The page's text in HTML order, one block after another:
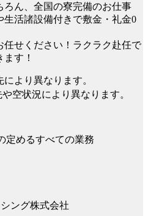
ろん、全国の寮完備のお仕事
生活諸設備付きで敷金・礼金0
任せください！ラクラク赴任で
す！
より異なります。
空状況により異なります。
定めるすべての業務